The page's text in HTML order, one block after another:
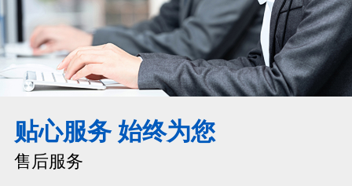
贴心服务 始终为您
售后服务